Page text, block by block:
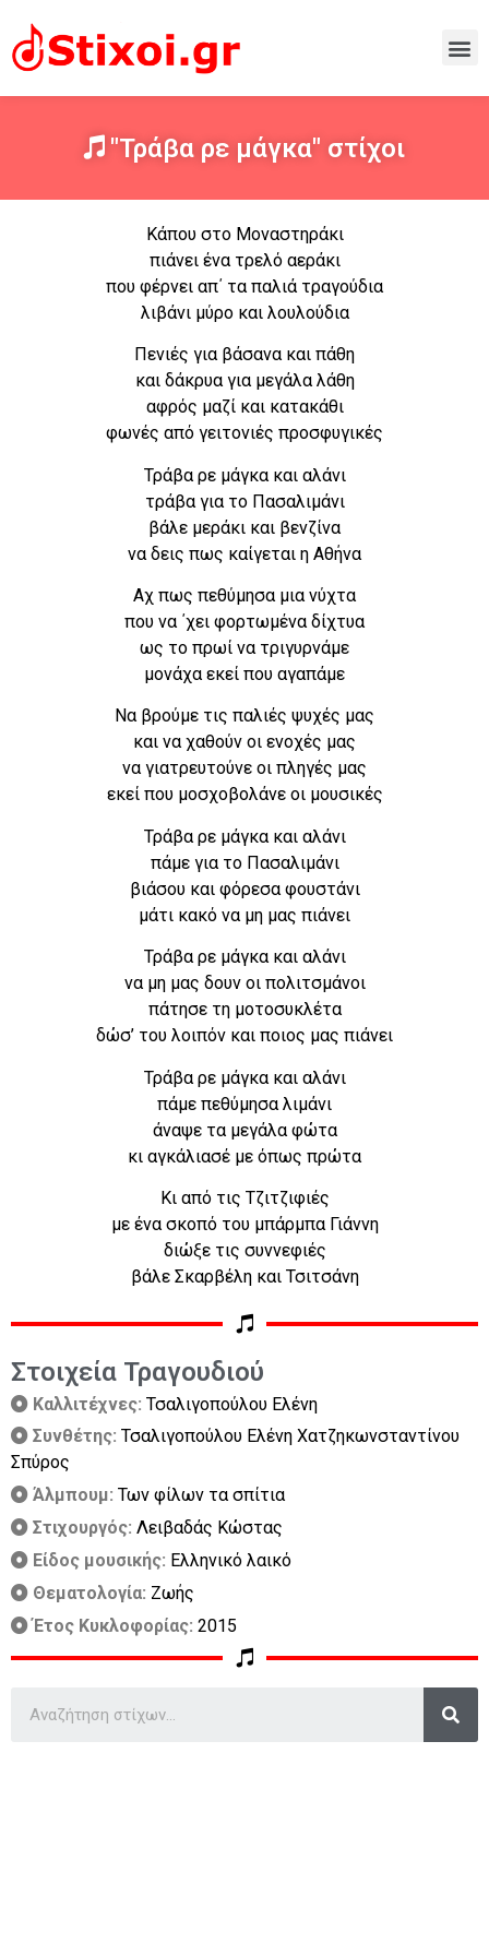
"Τράβα ρε μάγκα" στίχοι
Κάπου στο Μοναστηράκι
πιάνει ένα τρελό αεράκι
που φέρνει απ΄ τα παλιά τραγούδια
λιβάνι μύρο και λουλούδια
Πενιές για βάσανα και πάθη
και δάκρυα για μεγάλα λάθη
αφρός μαζί και κατακάθι
φωνές από γειτονιές προσφυγικές
Τράβα ρε μάγκα και αλάνι
τράβα για το Πασαλιμάνι
βάλε μεράκι και βενζίνα
να δεις πως καίγεται η Αθήνα
Αχ πως πεθύμησα μια νύχτα
που να ΄χει φορτωμένα δίχτυα
ως το πρωί να τριγυρνάμε
μονάχα εκεί που αγαπάμε
Να βρούμε τις παλιές ψυχές μας
και να χαθούν οι ενοχές μας
να γιατρευτούνε οι πληγές μας
εκεί που μοσχοβολάνε οι μουσικές
Τράβα ρε μάγκα και αλάνι
πάμε για το Πασαλιμάνι
βιάσου και φόρεσα φουστάνι
μάτι κακό να μη μας πιάνει
Τράβα ρε μάγκα και αλάνι
να μη μας δουν οι πολιτσμάνοι
πάτησε τη μοτοσυκλέτα
δώσ’ του λοιπόν και ποιος μας πιάνει
Τράβα ρε μάγκα και αλάνι
πάμε πεθύμησα λιμάνι
άναψε τα μεγάλα φώτα
κι αγκάλιασέ με όπως πρώτα
Κι από τις Τζιτζιφιές
με ένα σκοπό του μπάρμπα Γιάννη
διώξε τις συννεφιές
βάλε Σκαρβέλη και Τσιτσάνη
Στοιχεία Τραγουδιού
Καλλιτέχνες: Τσαλιγοπούλου Ελένη
Συνθέτης: Τσαλιγοπούλου Ελένη Χατζηκωνσταντίνου
Σπύρος
Άλμπουμ: Των φίλων τα σπίτια
Στιχουργός: Λειβαδάς Κώστας
Είδος μουσικής: Ελληνικό λαικό
Θεματολογία: Ζωής
Έτος Κυκλοφορίας: 2015